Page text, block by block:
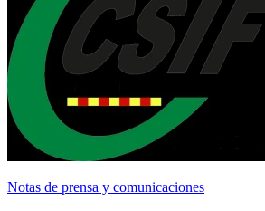
Notas de prensa y comunicaciones